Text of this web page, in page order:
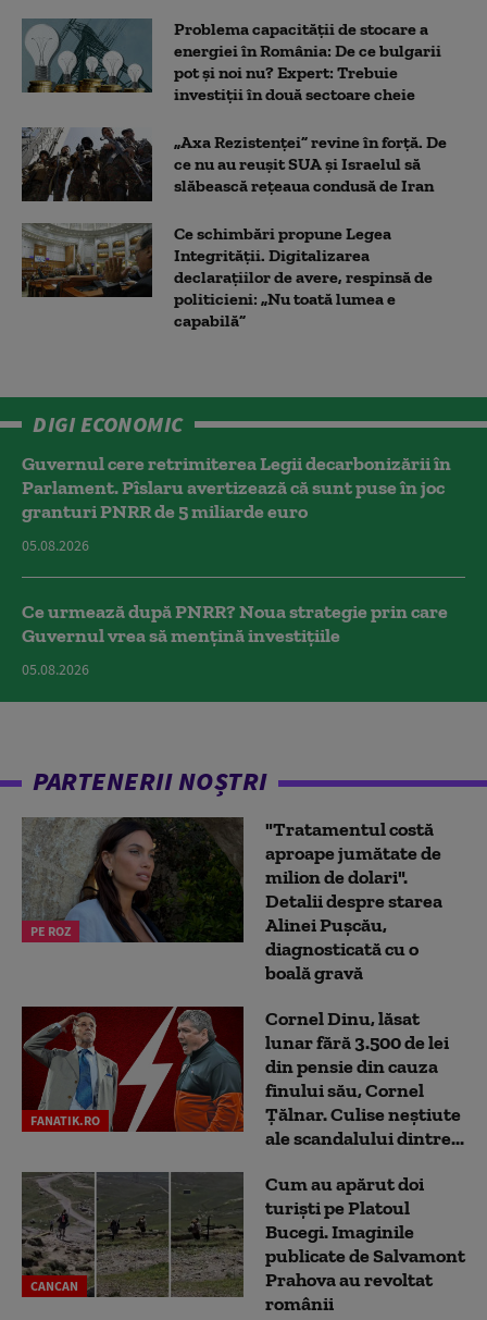
Problema capacității de stocare a
energiei în România: De ce bulgarii
pot și noi nu? Expert: Trebuie
investiții în două sectoare cheie
„Axa Rezistenței” revine în forță. De
ce nu au reușit SUA și Israelul să
slăbească rețeaua condusă de Iran
Ce schimbări propune Legea
Integrității. Digitalizarea
declarațiilor de avere, respinsă de
politicieni: „Nu toată lumea e
capabilă”
DIGI ECONOMIC
Guvernul cere retrimiterea Legii decarbonizării în
Parlament. Pîslaru avertizează că sunt puse în joc
granturi PNRR de 5 miliarde euro
05.08.2026
Ce urmează după PNRR? Noua strategie prin care
Guvernul vrea să mențină investițiile
05.08.2026
PARTENERII NOȘTRI
PE ROZ
"Tratamentul costă
aproape jumătate de
milion de dolari".
Detalii despre starea
Alinei Pușcău,
diagnosticată cu o
boală gravă
FANATIK.RO
Cornel Dinu, lăsat
lunar fără 3.500 de lei
din pensie din cauza
finului său, Cornel
Țălnar. Culise neștiute
ale scandalului dintre...
CANCAN
Cum au apărut doi
turiști pe Platoul
Bucegi. Imaginile
publicate de Salvamont
Prahova au revoltat
românii